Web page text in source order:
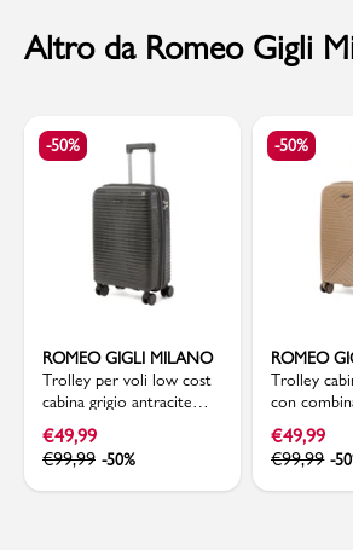
Altro da Romeo Gigli
-50%
ROMEO GIGLI MILANO
Trolley per voli low cost
cabina grigio antracite
Romeo Gigli Milano
€49,99
€99,99 -50%
-50%
ROMEO
Trolley
con
Romeo
€49,99
€99,99 -